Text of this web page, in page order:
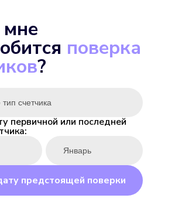
Подробнее
Выбрать
ENBRA для горячей
Выбрать
поверка
?
первичной или последней
предстоящей поверки